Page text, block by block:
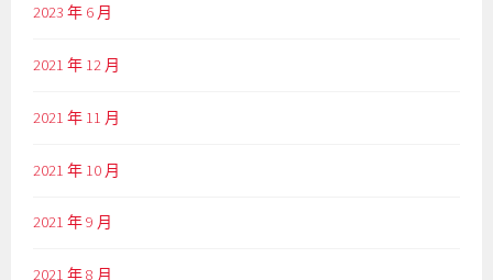
2023 年 6 月
2021 年 12 月
2021 年 11 月
2021 年 10 月
2021 年 9 月
2021 年 8 月